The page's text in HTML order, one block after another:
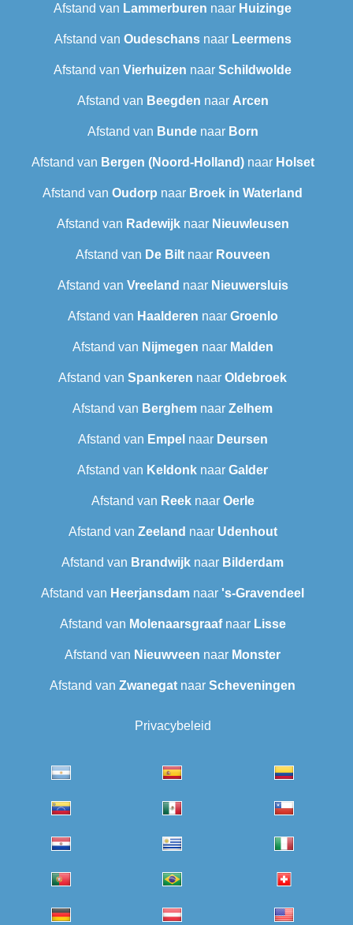
Afstand van Lammerburen naar Huizinge
Afstand van Oudeschansnaar Leermens
Afstand van Vierhuizen naar Schildwolde
Afstand van Beegden naar Arcen
Afstand van Bundenaar Born
Afstand van Bergen (Noord-Holland)naar Holset
Afstand van Oudorp naar Broek in Waterland
Afstand van Radewijknaar Nieuwleusen
Afstand van De Biltnaar Rouveen
Afstand van Vreeland naar Nieuwersluis
Afstand van Haalderen naar Groenlo
Afstand van Nijmegen naar Malden
Afstand van Spankeren naar Oldebroek
Afstand van Berghem naar Zelhem
Afstand van Empel naar Deursen
Afstand van Keldonk naar Galder
Afstand van Reeknaar Oerle
Afstand van Zeeland naar Udenhout
Afstand van Brandwijk naar Bilderdam
Afstand van Heerjansdam naar 's-Gravendeel
Afstand van Molenaarsgraafnaar Lisse
Afstand van Nieuwveen naar Monster
Afstand van Zwanegat naar Scheveningen‎
Privacybeleid